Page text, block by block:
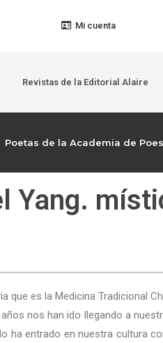
Mi cuenta
Revistas de la Editorial Alaire
Poetas de la Academia de
Yang.
que es la Medicina Tradicional
nos han ido llegando a
ha entrado en nuestra cultura